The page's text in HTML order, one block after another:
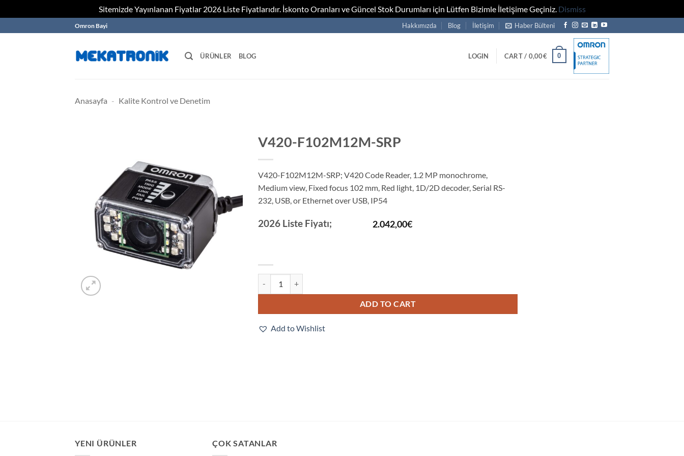
Sitemizde Yayınlanan Fiyatlar 2026 Liste Fiyatlarıdır. İskonto Oranları ve Güncel Stok Durumları için Lütfen Bizimle İletişime Geçiniz. Dismiss
to
Omron Bayi Hakkımızda Blog İletişim Haber Bülteni
ÜRÜNLER BLOG LOGIN CART / 0,00€ 0
Anasayfa - Kalite Kontrol ve Denetim
V420-F102M12M-SRP
V420-F102M12M-SRP; V420 Code Reader, 1.2 MP monochrome,
Medium view, Fixed focus 102 mm, Red light, 1D/2D decoder, Serial RS-
232, USB, or Ethernet over USB, IP54
2026 Liste Fiyatı; 2.042,00€
ADD TO CART
Add to Wishlist
YENI ÜRÜNLER ÇOK SATANLAR